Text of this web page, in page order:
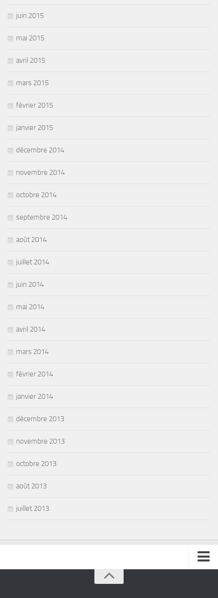
juin 2015
mai 2015
avril 2015
mars 2015
février 2015
janvier 2015
décembre 2014
novembre 2014
octobre 2014
septembre 2014
août 2014
juillet 2014
juin 2014
mai 2014
avril 2014
mars 2014
février 2014
janvier 2014
décembre 2013
novembre 2013
octobre 2013
août 2013
juillet 2013